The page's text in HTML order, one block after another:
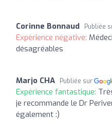
Corinne Bonnaud Publiée
Expérience négative:
désagréables
Marjo CHA Publiée sur
Expérience fantastique:
je recommande le Dr
également :)